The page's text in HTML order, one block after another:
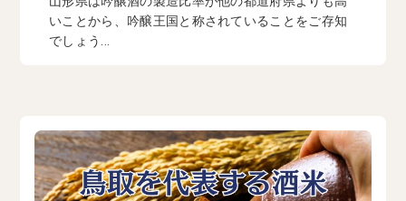
いことから、吟醸王国と称されていることをご存知
でしょう...